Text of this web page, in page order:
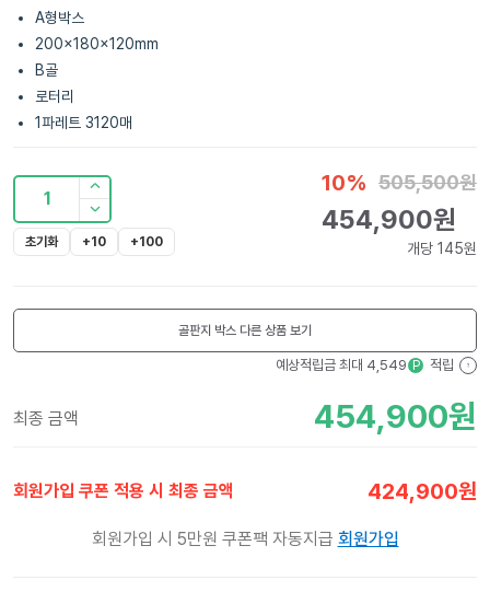
A형박스
200x180x120mm
B골
로터리
1파레트 3120매
1
초기화 +10 +100
10% 505,500원
454,900원
개당 145원
골판지 박스 다른 상품 보기
예상적립금 최대 4,549 P 적립 ?
최종 금액 454,900원
회원가입 쿠폰 적용 시 최종 금액 424,900원
회원가입 시 5만원 쿠폰팩 자동지급 회원가입